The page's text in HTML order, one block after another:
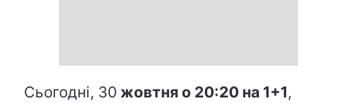
Сьогодні, 30 жовтня о 20:20 на 1+1,